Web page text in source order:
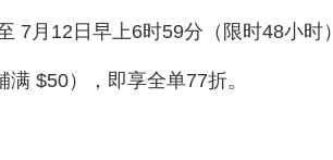
7月12日早上6时59分（限时48小时）
$50），即享全单77折。